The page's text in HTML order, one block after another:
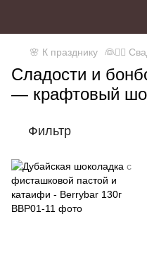
🌸 К празднику 👰🤵‍♂️
Сладости и
— крафтовый
Фильтр